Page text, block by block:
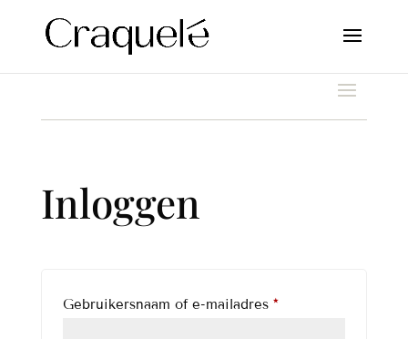
Inloggen
Gebruikersnaam of e-mailadres *Verplicht